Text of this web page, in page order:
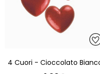
4 Cuori - Cioccolato